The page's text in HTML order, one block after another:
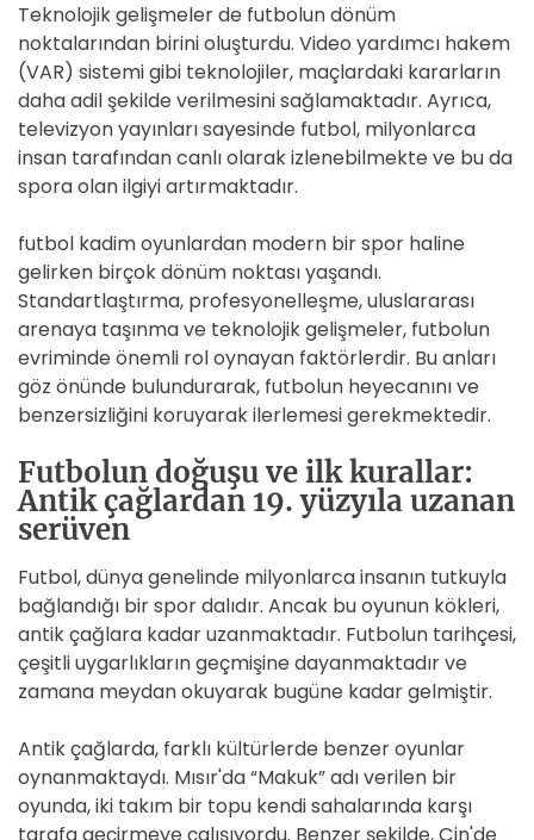
Teknolojik gelişmeler de futbolun dönüm
noktalarından birini oluşturdu. Video yardımcı hakem
(VAR) sistemi gibi teknolojiler, maçlardaki kararların
daha adil şekilde verilmesini sağlamaktadır. Ayrıca,
televizyon yayınları sayesinde futbol, milyonlarca
insan tarafından canlı olarak izlenebilmekte ve bu da
spora olan ilgiyi artırmaktadır.
futbol kadim oyunlardan modern bir spor haline
gelirken birçok dönüm noktası yaşandı.
Standartlaştırma, profesyonelleşme, uluslararası
arenaya taşınma ve teknolojik gelişmeler, futbolun
evriminde önemli rol oynayan faktörlerdir. Bu anları
göz önünde bulundurarak, futbolun heyecanını ve
benzersizliğini koruyarak ilerlemesi gerekmektedir.
Futbolun doğuşu ve ilk kurallar:
Antik çağlardan 19. yüzyıla uzanan
serüven
Futbol, dünya genelinde milyonlarca insanın tutkuyla
bağlandığı bir spor dalıdır. Ancak bu oyunun kökleri,
antik çağlara kadar uzanmaktadır. Futbolun tarihçesi,
çeşitli uygarlıkların geçmişine dayanmaktadır ve
zamana meydan okuyarak bugüne kadar gelmiştir.
Antik çağlarda, farklı kültürlerde benzer oyunlar
oynanmaktaydı. Mısır'da “Makuk” adı verilen bir
oyunda, iki takım bir topu kendi sahalarında karşı